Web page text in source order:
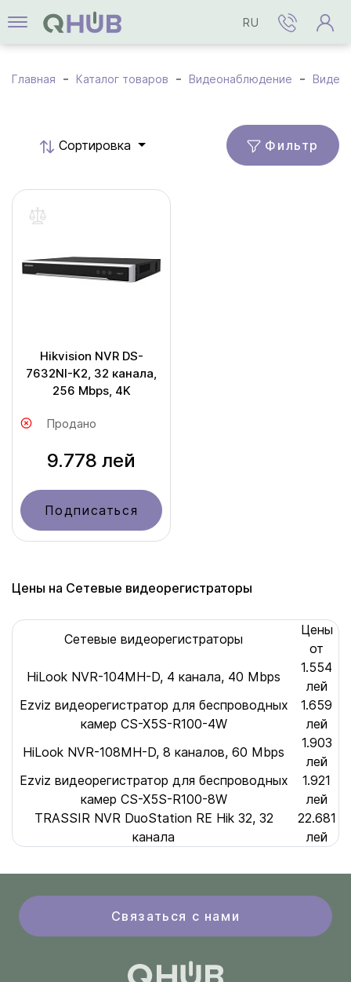
RU
Главная Каталог товаров Видеонаблюдение
Cортировка Фильтр
Hikvision NVR DS-
7632NI-K2, 32 канала,
256 Mbps, 4K
Продано
9.778 лей
Подписаться
Цены на Сетевые видеорегистраторы
Сетевые видеорегистраторы
Цены
от
HiLook NVR-104MH-D, 4 канала, 40 Mbps
1.554
лей
Ezviz видеорегистратор для беспроводных
камер CS-X5S-R100-4W
1.659
лей
HiLook NVR-108MH-D, 8 каналов, 60 Mbps
1.903
лей
Ezviz видеорегистратор для беспроводных
камер CS-X5S-R100-8W
1.921
лей
TRASSIR NVR DuoStation RE Hik 32, 32
канала
22.681
лей
Связаться с нами